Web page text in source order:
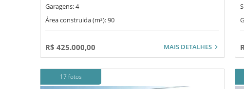
Garagens: 4
Área construida (m²): 90
R$ 425.000,00 MAIS DETALHES
17 fotos